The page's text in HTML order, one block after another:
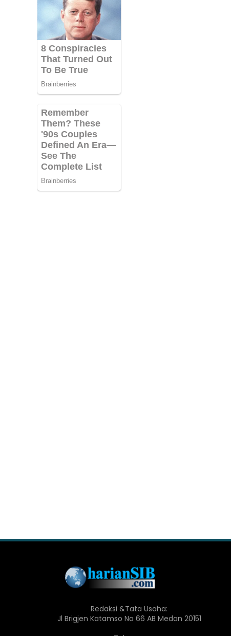
Redaksi &Tata Usaha:
Jl Brigjen Katamso No 66 AB Medan 20151